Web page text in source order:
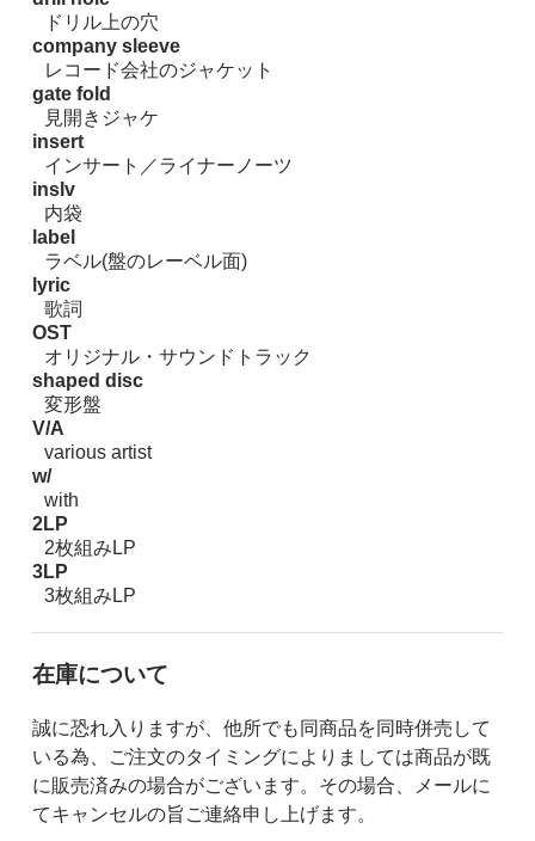
ドリル上の穴
company sleeve
レコード会社のジャケット
gate fold
見開きジャケ
insert
インサート／ライナーノーツ
inslv
内袋
label
ラベル(盤のレーベル面)
lyric
歌詞
OST
オリジナル・サウンドトラック
shaped disc
変形盤
V/A
various artist
w/
with
2LP
2枚組みLP
3LP
3枚組みLP
在庫について
誠に恐れ入りますが、他所でも同商品を同時併売して
いる為、ご注文のタイミングによりましては商品が既
に販売済みの場合がございます。その場合、メールに
てキャンセルの旨ご連絡申し上げます。